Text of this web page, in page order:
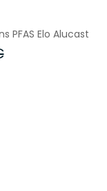
PFAS Elo Alucast